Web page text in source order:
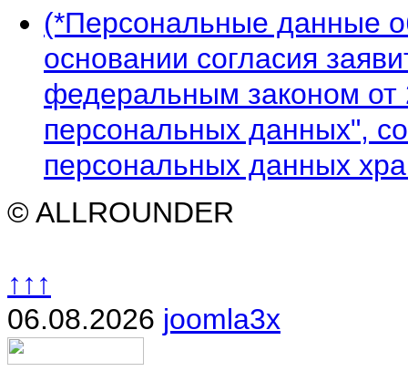
(*Персональные данные
основании согласия
федеральным законом
персональных данных",
персональных данных
© ALLROUNDER
↑↑↑
06.08.2026 joomla3x